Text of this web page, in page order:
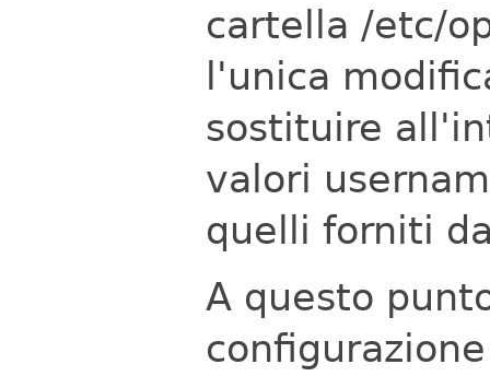
cartella /etc/
l'unica
sostituire
valori
quelli forniti
A questo